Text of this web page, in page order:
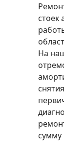
стоек
На
сумму